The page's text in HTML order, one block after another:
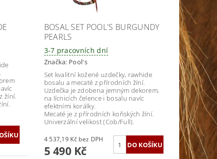
žíní.
BOSAL SET POOL'S BURGUNDY
PEARLS
3-7 pracovních dní
Značka: Pool's
Set kvalitní kožené uzdečky, rawhide
bosalu a mecaté z přírodních žíní.
Uzdečka je zdobena jemným dekorem,
na lícnicích čelence i bosalu navíc
efektními korálky.
Mecaté je z přírodních koňských žíní.
Univerzální velikost (Cob/Full).
4 537,19 Kč bez DPH
5 490 Kč